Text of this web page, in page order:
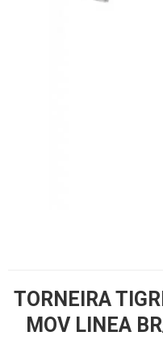
TORNEIRA
MOV LINEA